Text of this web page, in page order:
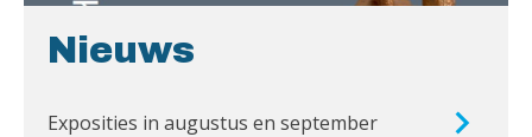
Nieuws
Exposities in augustus en september